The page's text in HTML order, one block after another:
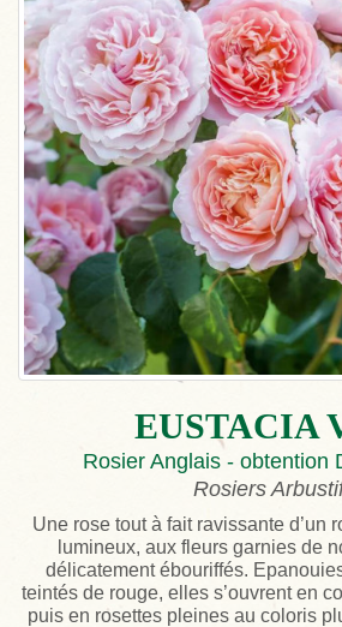
EUSTACIA
Rosier Anglais - obtention
Rosiers
Une rose tout à fait ravissante d’un
lumineux, aux fleurs garnies de
délicatement ébouriffés.
teintés de rouge, elles s’ouvrent en
puis en rosettes pleines au coloris